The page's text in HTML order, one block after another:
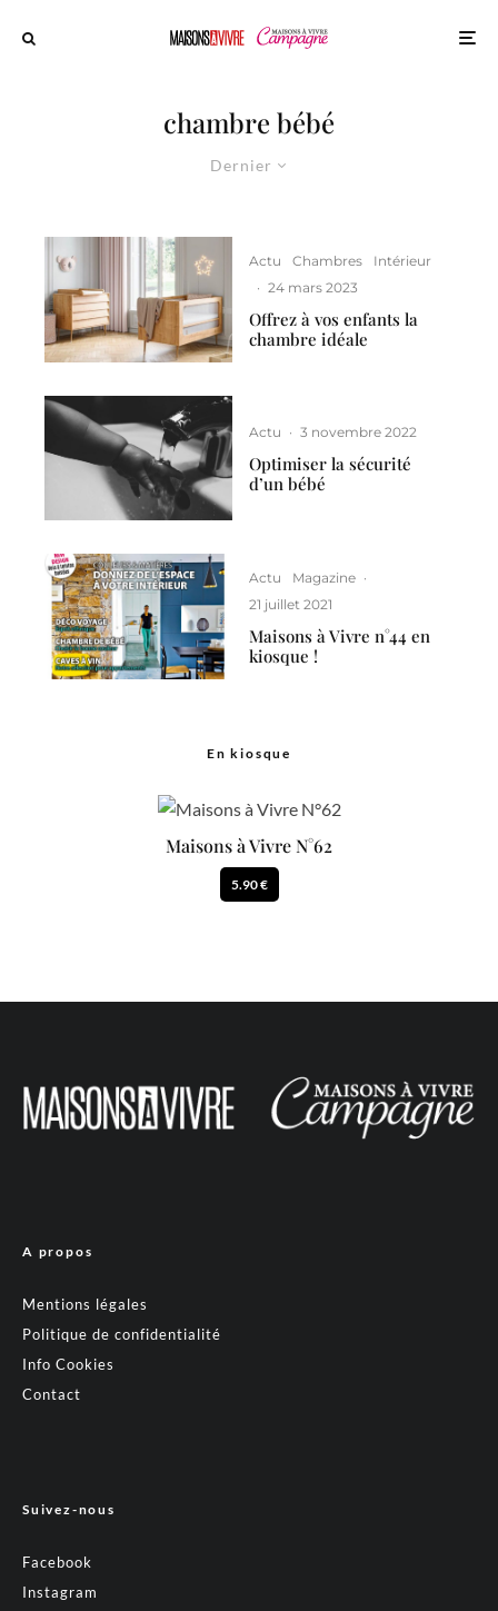
chambre bébé
Dernier
Actu Chambres
Intérieur
· 24 mars 2023
Offrez à vos enfants la
chambre idéale
Actu · 3 novembre 2022
Optimiser la sécurité
d’un bébé
Actu Magazine ·
21 juillet 2021
Maisons à Vivre n°44 en
kiosque !
En kiosque
Maisons à Vivre N°62
5.90 €
A propos
Mentions légales
Politique de confidentialité
Info Cookies
Contact
Suivez-nous
Facebook
Instagram